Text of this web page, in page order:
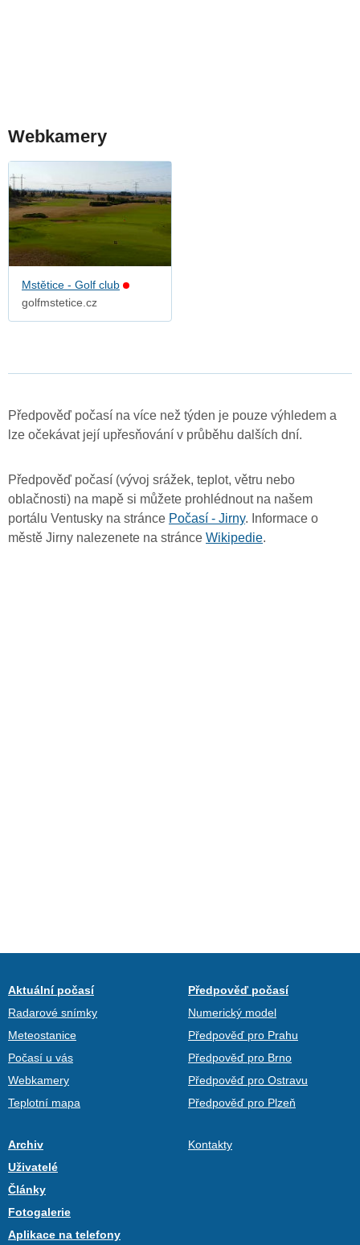
Webkamery
Mstětice - Golf club
golfmstetice.cz
Předpověď počasí na více než týden je pouze výhledem a
lze očekávat její upřesňování v průběhu dalších dní.
Předpověď počasí (vývoj srážek, teplot, větru nebo
oblačnosti) na mapě si můžete prohlédnout na našem
portálu Ventusky na stránce Počasí - Jirny. Informace o
městě Jirny nalezenete na stránce Wikipedie.
Aktuální počasí
Radarové snímky
Meteostanice
Počasí u vás
Webkamery
Teplotní mapa
Předpověď počasí
Numerický model
Předpověď pro Prahu
Předpověď pro Brno
Předpověď pro Ostravu
Předpověď pro Plzeň
Archiv
Uživatelé
Články
Fotogalerie
Aplikace na telefony
Kontakty